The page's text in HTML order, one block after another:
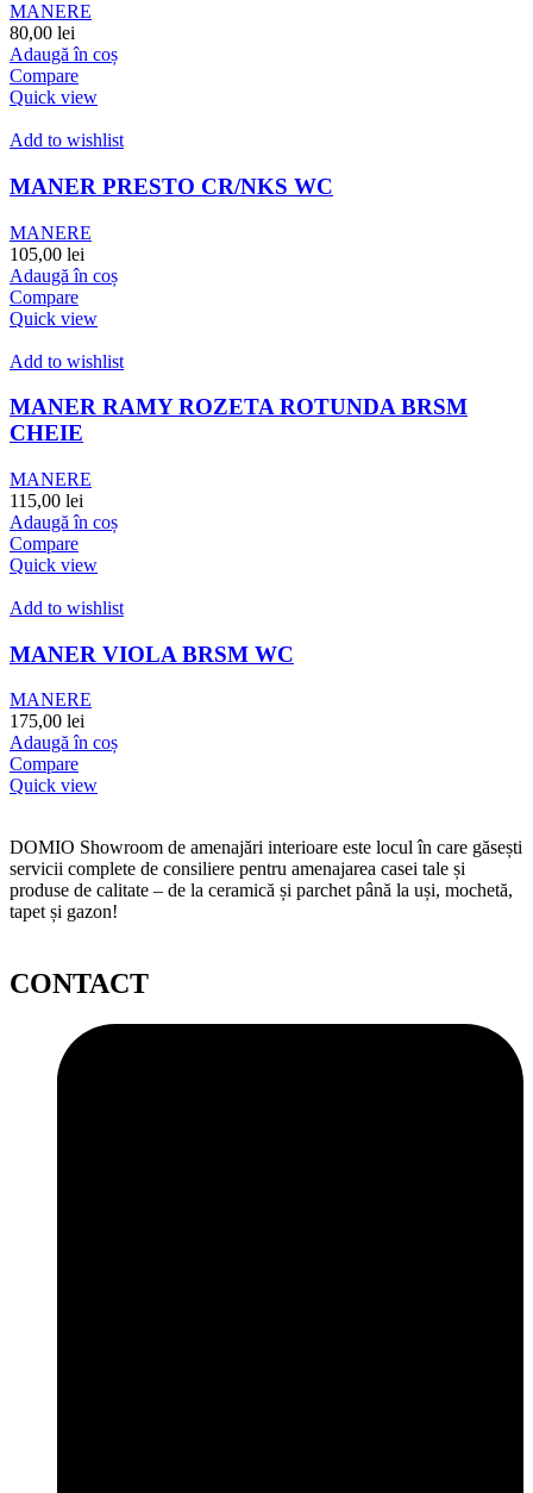
MANERE
80,00 lei
Adaugă în coș
Compare
Quick view
Add to wishlist
MANER PRESTO CR/NKS WC
MANERE
105,00 lei
Adaugă în coș
Compare
Quick view
Add to wishlist
MANER RAMY ROZETA ROTUNDA BRSM
CHEIE
MANERE
115,00 lei
Adaugă în coș
Compare
Quick view
Add to wishlist
MANER VIOLA BRSM WC
MANERE
175,00 lei
Adaugă în coș
Compare
Quick view
DOMIO Showroom de amenajări interioare este locul în care găsești
servicii complete de consiliere pentru amenajarea casei tale și
produse de calitate – de la ceramică și parchet până la uși, mochetă,
tapet și gazon!
CONTACT